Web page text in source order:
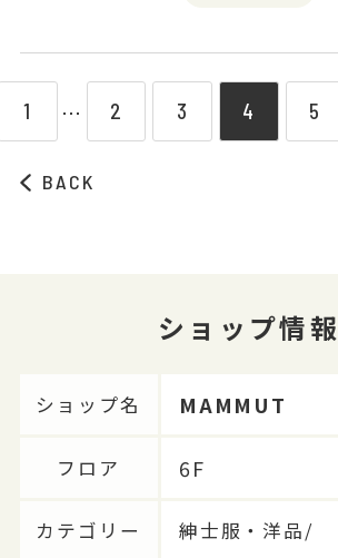
BACK
1 ⋯ 2 3 4 5
ショップ情報
ショップ名 MAMMUT
フロア 6F
カテゴリー 紳士服・洋品/